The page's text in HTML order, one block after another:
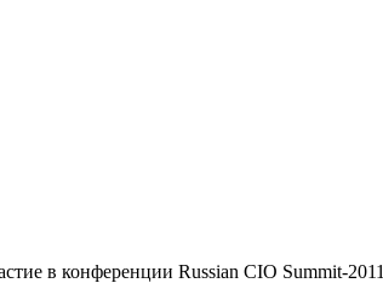
в конференции Russian CIO Summit-2011